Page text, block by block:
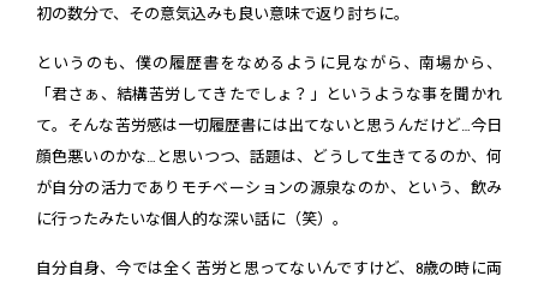
初の数分で、その意気込みも良い意味で返り討ちに。
というのも、僕の履歴書をなめるように見ながら、南場から、
「君さぁ、結構苦労してきたでしょ？」というような事を聞かれ
て。そんな苦労感は一切履歴書には出てないと思うんだけど…今日
顔色悪いのかな…と思いつつ、話題は、どうして生きてるのか、何
が自分の活力でありモチベーションの源泉なのか、という、飲み
に行ったみたいな個人的な深い話に（笑）。
自分自身、今では全く苦労と思ってないんですけど、8歳の時に両